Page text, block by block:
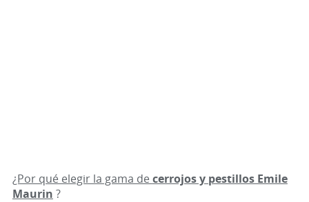
¿Por qué elegir la gama de cerrojos y pestillos Emile
Maurin ?